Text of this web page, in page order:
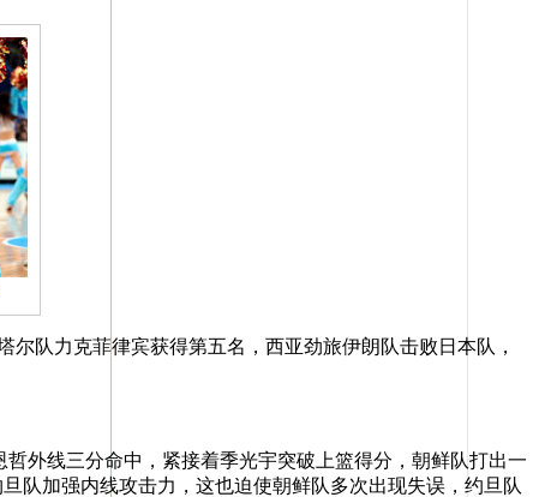
队力克菲律宾获得第五名，西亚劲旅伊朗队击败日本队，
外线三分命中，紧接着季光宇突破上篮得分，朝鲜队打出一
队加强内线攻击力，这也迫使朝鲜队多次出现失误，约旦队